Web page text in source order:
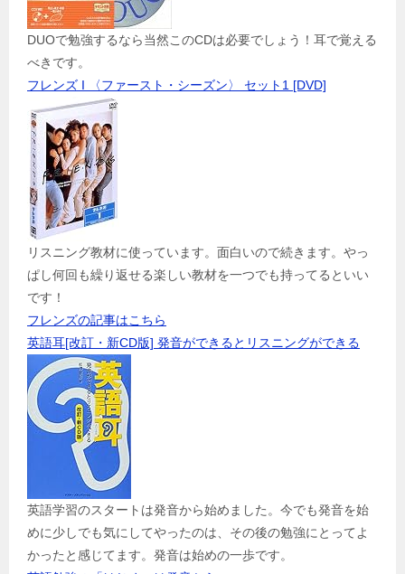
DUOで勉強するなら当然このCDは必要でしょう！耳で覚える
べきです。
フレンズ I 〈ファースト・シーズン〉 セット1 [DVD]
リスニング教材に使っています。面白いので続きます。やっ
ぱし何回も繰り返せる楽しい教材を一つでも持ってるといい
です！
フレンズの記事はこちら
英語耳[改訂・新CD版] 発音ができるとリスニングができる
英語学習のスタートは発音から始めました。今でも発音を始
めに少しでも気にしてやったのは、その後の勉強にとってよ
かったと感じてます。発音は始めの一歩です。